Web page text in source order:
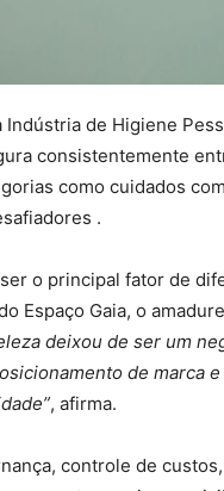
Indústria de Higiene
consistentemente
como cuidados
.
o principal fator de
Espaço Gaia, o
deixou de ser um
de marca
, afirma.
controle de